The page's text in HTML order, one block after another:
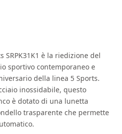
SRPK31K1 è la riedizione del
sportivo contemporaneo e
della linea 5 Sports.
inossidabile, questo
è dotato di una lunetta
trasparente che permette